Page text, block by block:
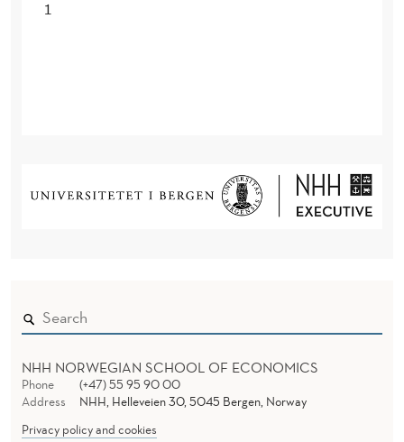
1
NHH NORWEGIAN SCHOOL OF ECONOMICS
Phone
(+47) 55 95 90 00
Address
NHH, Helleveien 30, 5045 Bergen, Norway
Privacy policy and cookies